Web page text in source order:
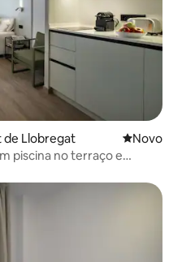
de Llobregat Novo
Novo
piscina no terraço e